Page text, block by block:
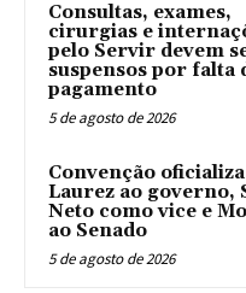
Consultas, exames,
cirurgias e
pelo Servir devem
suspensos por falta
pagamento
5 de agosto de 2026
Convenção oficializa
Laurez ao governo,
Neto como vice e
ao Senado
5 de agosto de 2026